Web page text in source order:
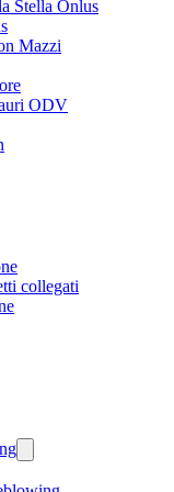
Stella Onlus
Mazzi
ODV
collegati